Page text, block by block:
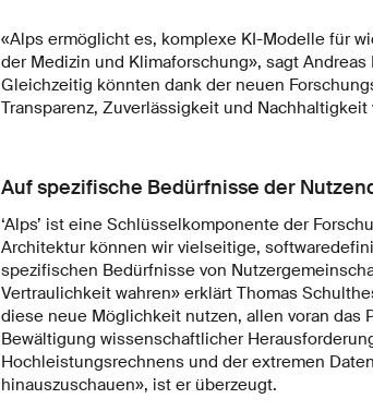
«Alps ermöglicht es, komplexe KI-Modelle für
der Medizin und Klimaforschung», sagt
Gleichzeitig könnten dank der neuen
Transparenz, Zuverlässigkeit und
Auf spezifische Bedürfnisse der
‘Alps’ ist eine Schlüsselkomponente der
Architektur können wir vielseitige,
spezifischen Bedürfnisse von
Vertraulichkeit wahren» erklärt Thomas
diese neue Möglichkeit nutzen, allen voran das
Bewältigung wissenschaftlicher
Hochleistungsrechnens und der extremen
hinauszuschauen», ist er überzeugt.